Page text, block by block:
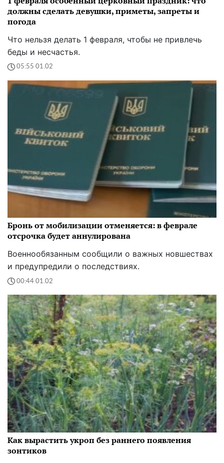
должны сделать девушки, приметы, запреты и
погода
Что нельзя делать 1 февраля, чтобы не привлечь
беды и несчастья.
05:55 01.02
Бронь от мобилизации отменяется: в феврале
отсрочка будет аннулирована
Военнообязанным сообщили о важных новшествах
и предупредили о последствиях.
00:44 01.02
Как вырастить укроп без раннего появления
зонтиков